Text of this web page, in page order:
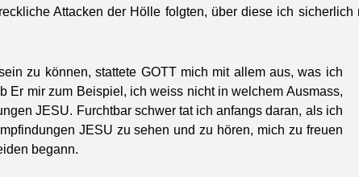
Attack­en der Hölle fol­gten, über diese ich
zu kön­nen, stat­tete GOTT mich mit allem aus, was ich
Er mir zum Beispiel, ich weiss nicht in welchem Aus­mass,
JESU. Furcht­bar schw­er tat ich anfangs daran, als ich
JESU zu sehen und zu hören, mich zu freuen
begann.